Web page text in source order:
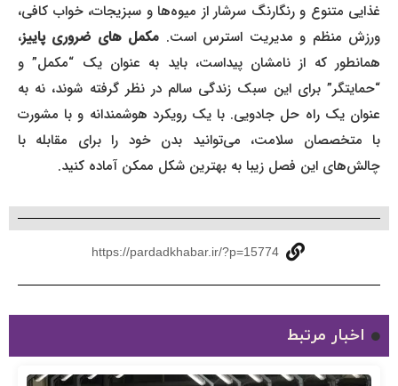
غذایی متنوع و رنگارنگ سرشار از میوه‌ها و سبزیجات، خواب کافی،
ورزش منظم و مدیریت استرس است.مکمل های ضروری پاییز،
همانطور که از نامشان پیداست، باید به عنوان یک “مکمل” و
“حمایتگر” برای این سبک زندگی سالم در نظر گرفته شوند، نه به
عنوان یک راه حل جادویی. با یک رویکرد هوشمندانه و با مشورت
با متخصصان سلامت، می‌توانید بدن خود را برای مقابله با
چالش‌های این فصل زیبا به بهترین شکل ممکن آماده کنید.
https://pardadkhabar.ir/?p=15774
اخبار مرتبط